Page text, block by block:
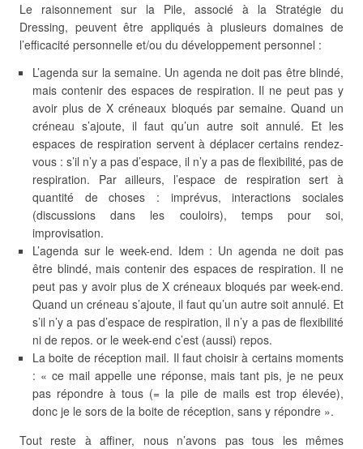
Le raisonnement sur la Pile, associé à la Stratégie du
Dressing, peuvent être appliqués à plusieurs domaines de
l’efficacité personnelle et/ou du développement personnel :
L’agenda sur la semaine. Un agenda ne doit pas être blindé,
mais contenir des espaces de respiration. Il ne peut pas y
avoir plus de X créneaux bloqués par semaine. Quand un
créneau s’ajoute, il faut qu’un autre soit annulé. Et les
espaces de respiration servent à déplacer certains rendez-
vous : s’il n’y a pas d’espace, il n’y a pas de flexibilité, pas de
respiration. Par ailleurs, l’espace de respiration sert à
quantité de choses : imprévus, interactions sociales
(discussions dans les couloirs), temps pour soi,
improvisation.
L’agenda sur le week-end. Idem : Un agenda ne doit pas
être blindé, mais contenir des espaces de respiration. Il ne
peut pas y avoir plus de X créneaux bloqués par week-end.
Quand un créneau s’ajoute, il faut qu’un autre soit annulé. Et
s’il n’y a pas d’espace de respiration, il n’y a pas de flexibilité
ni de repos. or le week-end c’est (aussi) repos.
La boite de réception mail. Il faut choisir à certains moments
: « ce mail appelle une réponse, mais tant pis, je ne peux
pas répondre à tous (= la pile de mails est trop élevée),
donc je le sors de la boite de réception, sans y répondre ».
Tout reste à affiner, nous n’avons pas tous les mêmes